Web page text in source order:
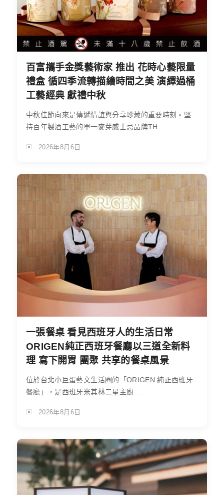
百富攜手金獎藝術家 推出 花時心藝限量
禮盒 循四季流轉描繪時間之美 演繹過桶
工藝經典 獻禮中秋
中秋佳節向來是傳遞情誼與分享珍藏的重要時刻。堅
持百年製酒工藝的單一麥芽威士忌品牌TH...
2026年8月6日
一張餐桌 看見西班牙人的生活日常
ORIGEN純正西班牙餐廳以三道全新料
理 寫下開胃 團聚 共享的餐桌風景
位於台北小巨蛋藝文生活圈的「ORIGEN 純正西班牙
餐廳」，是西班牙米其林二星主廚 ...
2026年8月6日